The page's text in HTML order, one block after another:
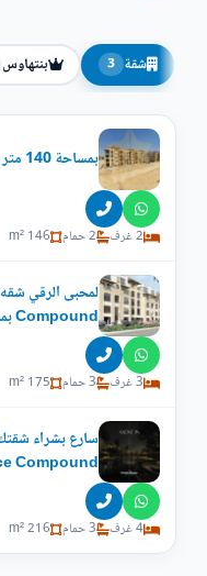
شقة 3 بنتهاوس
بمساحة 140 متر عقارات للبيع في ستون ريزيدنس
2 غرف 2 حمام 146 m²
Compound بمساحة 175م بالتجمع الخامس
3 غرف 3 حمام 175 m²
Compound
4 غرف 3 حمام 216 m²